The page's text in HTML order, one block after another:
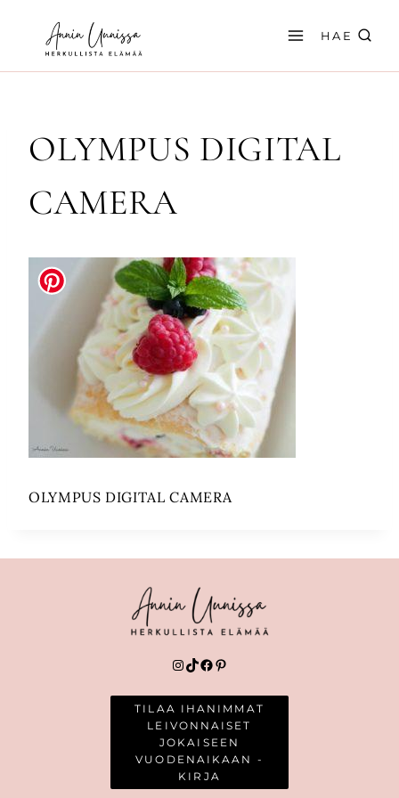
sisältöön
HAE
OLYMPUS DIGITAL
CAMERA
OLYMPUS DIGITAL CAMERA
Instagram
TikTok
Facebook
Pinterest
TILAA IHANIMMAT
LEIVONNAISET
JOKAISEEN
VUODENAIKAAN -
KIRJA